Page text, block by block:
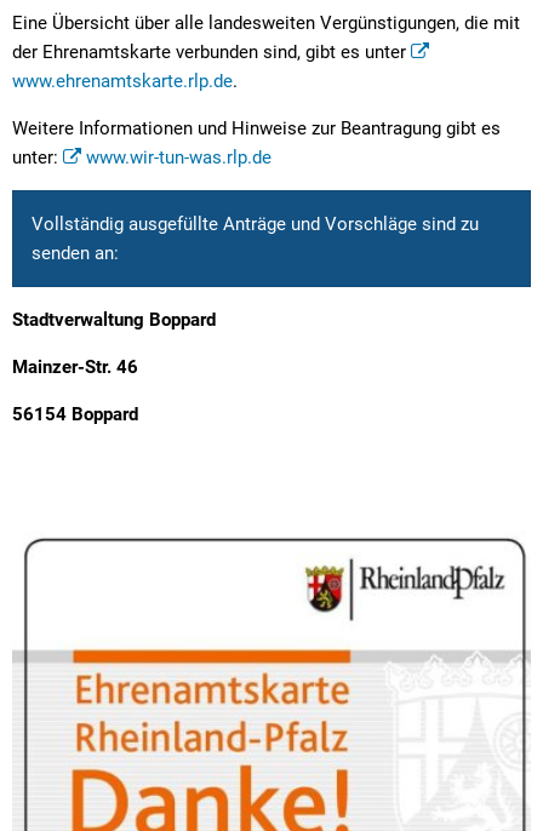
Eine Übersicht über alle landesweiten Vergünstigungen, die mit
der Ehrenamtskarte verbunden sind, gibt es unter
www.ehrenamtskarte.rlp.de.
Weitere Informationen und Hinweise zur Beantragung gibt es
unter:
www.wir-tun-was.rlp.de
Vollständig ausgefüllte Anträge und Vorschläge sind zu
senden an:
Stadtverwaltung Boppard
Mainzer-Str. 46
56154 Boppard